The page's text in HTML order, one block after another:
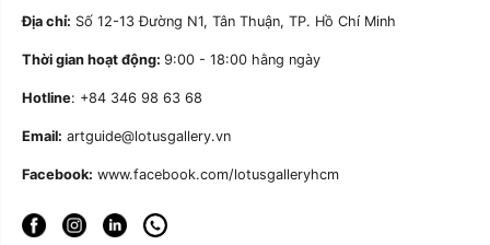
Địa chỉ: Số 12-13 Đường N1, Tân Thuận, TP. Hồ Chí Minh
Thời gian hoạt động: 9:00 - 18:00 hằng ngày
Hotline: +84 346 98 63 68
Email: artguide@lotusgallery.vn
Facebook: www.facebook.com/lotusgalleryhcm